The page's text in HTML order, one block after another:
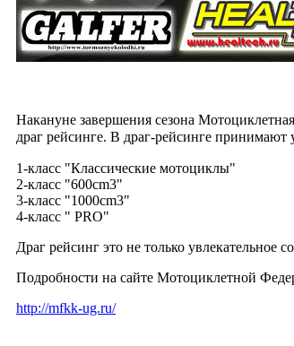
Накануне завершения сезона
драг рейсинге. В драг-рейсинге принимают
1-класс "Классические мотоциклы"
2-класс "600cm3"
3-класс "1000cm3"
4-класс " PRO"
Драг рейсинг это не только увлекательное
Подробности на сайте Мотоциклетной
http://mfkk-ug.ru/